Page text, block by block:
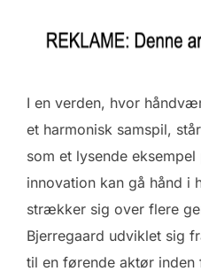
I en verden, hvor
et harmonisk samspil,
som et lysende
innovation kan gå hånd i
strækker sig over flere
Bjerregaard udviklet sig
til en førende aktør inden